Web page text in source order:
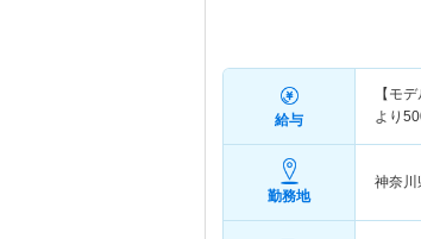
給与
【モ
より
勤務地
神奈川